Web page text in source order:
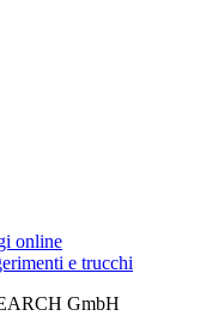
online
e trucchi
GmbH